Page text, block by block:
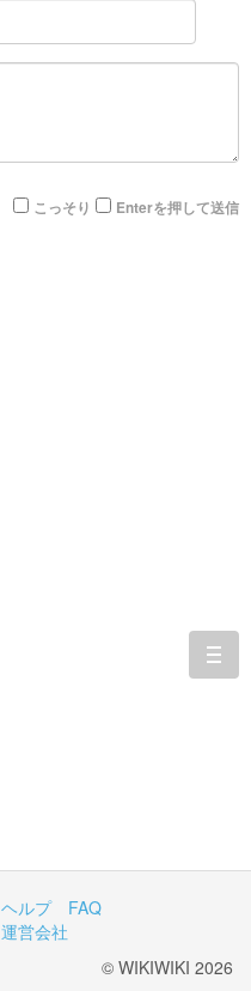
こっそり Enterを押して送信
ヘルプ
FAQ
運営会社
© WIKIWIKI 2026